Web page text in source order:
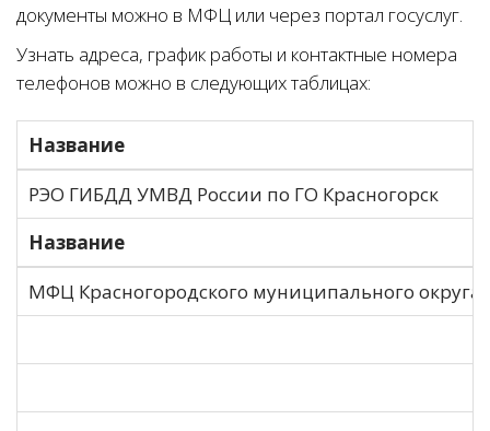
документы можно в МФЦ или через портал госуслуг.
Узнать адреса, график работы и контактные номера
телефонов можно в следующих таблицах:
Название
РЭО ГИБДД УМВД России по ГО Красногорск
Название
МФЦ Красногородского муниципального округа